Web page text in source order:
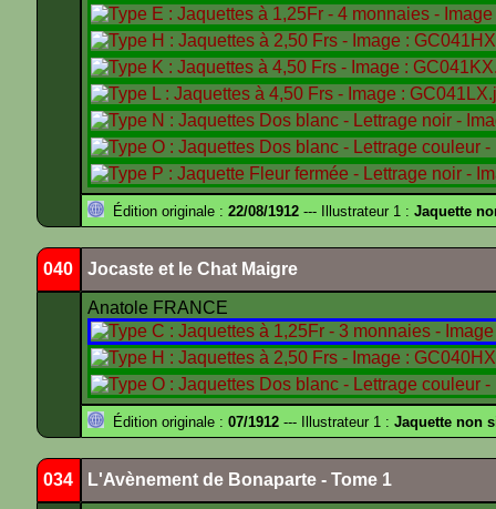
Édition originale : 22/08/1912 --- Illustrateur 1 : Jaquette
040 Jocaste et le Chat Maigre
Anatole FRANCE
Édition originale : 07/1912 --- Illustrateur 1 : Jaquette non
034 L'Avènement de Bonaparte - Tome 1